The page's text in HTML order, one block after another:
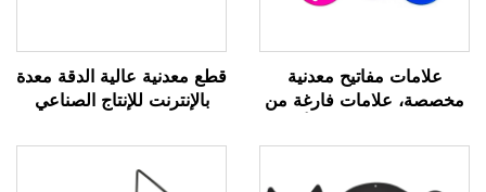
علامات مفاتيح معدنية
مخصصة، علامات فارغة من
شعار محفور مخصص
قطع معدنية عالية الدقة معدة
بالإنترنت للإنتاج الصناعي